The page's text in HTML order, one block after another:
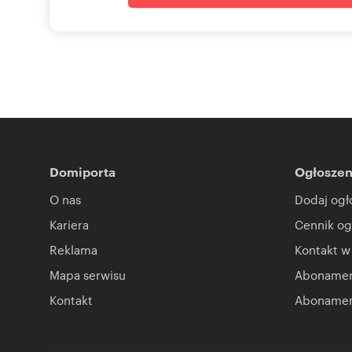
Domiporta
O nas
Kariera
Reklama
Mapa serwisu
Kontakt
Dodaj
Cennik
Kontakt